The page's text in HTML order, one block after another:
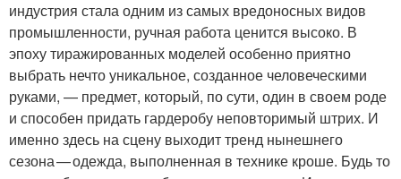
индустрия стала одним из самых вредоносных видов
промышленности, ручная работа ценится высоко. В
эпоху тиражированных моделей особенно приятно
выбрать нечто уникальное, созданное человеческими
руками, — предмет, который, по сути, один в своем роде
и способен придать гардеробу неповторимый штрих. И
именно здесь на сцену выходит тренд нынешнего
сезона — одежда, выполненная в технике кроше. Будь то